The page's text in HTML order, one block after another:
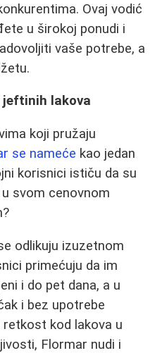
Ovaj vodić
u širokoj ponudi i
vaše potrebe, a
jeftinih lakova
koji pružaju
se nameće kao jedan
korisnici ističu da su
svom cenovnom
odlikuju izuzetnom
primećuju da im
i do pet dana, a u
i bez upotrebe
kod lakova u
Flormar nudi i